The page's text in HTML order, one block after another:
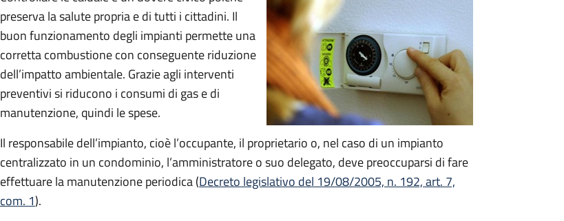
preserva la salute propria e di tutti i cittadini. Il
buon funzionamento degli impianti permette una
corretta combustione con conseguente riduzione
dell’impatto ambientale. Grazie agli interventi
preventivi si riducono i consumi di gas e di
manutenzione, quindi le spese.
Il responsabile dell’impianto, cioè l’occupante, il proprietario o, nel caso di un impianto
centralizzato in un condominio, l’amministratore o suo delegato, deve preoccuparsi di fare
effettuare la manutenzione periodica (Decreto legislativo del 19/08/2005, n. 192, art. 7,
com. 1).